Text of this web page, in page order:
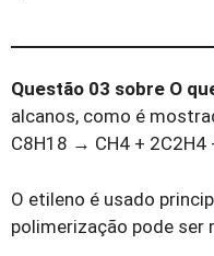
Questão 03 sobre O
alcanos, como é
C8H18 → CH4 + 2C2H4
O etileno é usado
polimerização pode ser